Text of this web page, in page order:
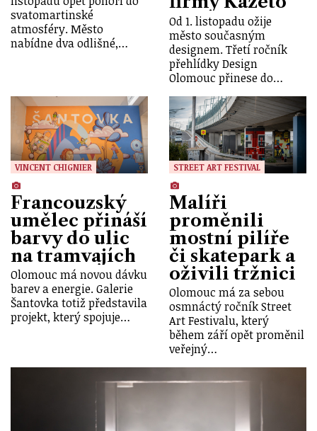
svatomartinské
atmosféry. Město
nabídne dva odlišné,…
Od 1. listopadu ožije
město současným
designem. Třetí ročník
přehlídky Design
Olomouc přinese do…
VINCENT CHIGNIER
Francouzský
umělec přináší
barvy do ulic
na tramvajích
Olomouc má novou dávku
barev a energie. Galerie
Šantovka totiž představila
projekt, který spojuje…
STREET ART FESTIVAL
Malíři
proměnili
mostní pilíře
či skatepark a
oživili tržnici
Olomouc má za sebou
osmnáctý ročník Street
Art Festivalu, který
během září opět proměnil
veřejný…